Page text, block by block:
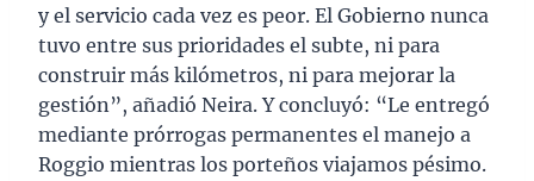
y el servicio cada vez es peor. El Gobierno nunca
tuvo entre sus prioridades el subte, ni para
construir más kilómetros, ni para mejorar la
gestión”, añadió Neira. Y concluyó: “Le entregó
mediante prórrogas permanentes el manejo a
Roggio mientras los porteños viajamos pésimo.